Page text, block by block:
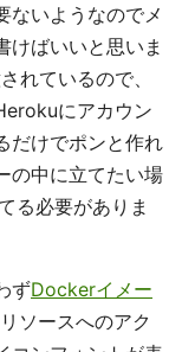
ないようなのでメ
けばいいと思いま
れているので、
にアカウン
だけでポンと作れ
の中に立てたい場
る必要がありま
ずDockerイメー
ソースへのアク